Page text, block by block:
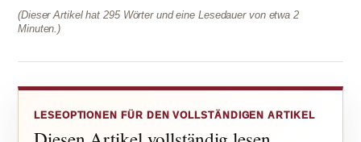
(Dieser Artikel hat 295 Wörter und eine Lesedauer von etwa 2
Minuten.)
LESEOPTIONEN FÜR DEN VOLLSTÄNDIGEN ARTIKEL